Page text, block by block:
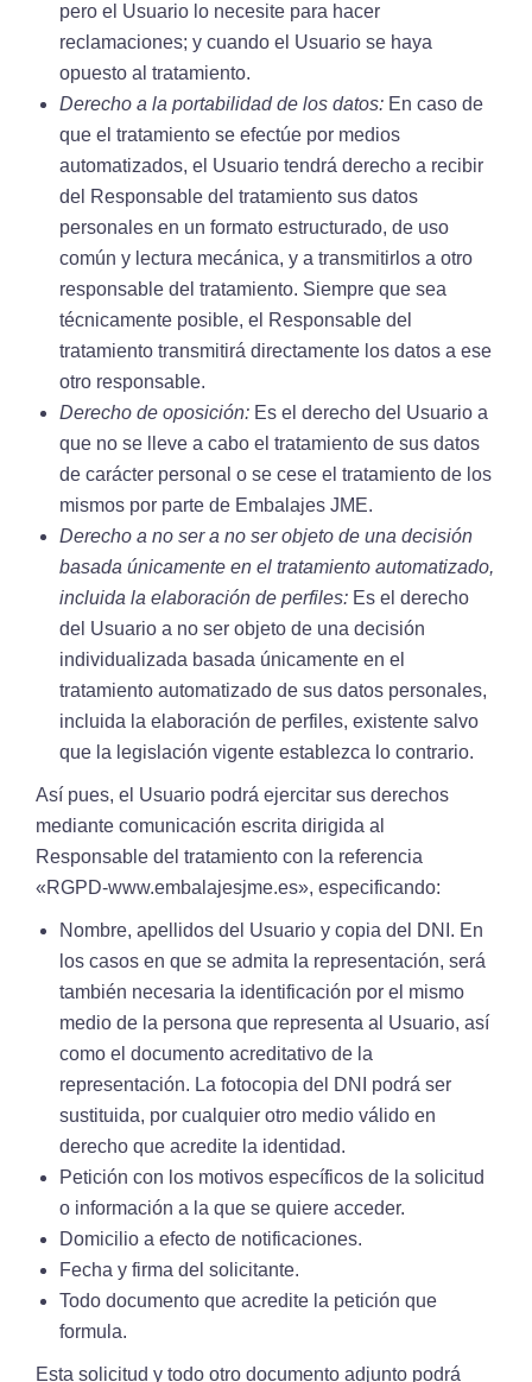
pero el Usuario lo necesite para hacer
reclamaciones; y cuando el Usuario se haya
opuesto al tratamiento.
Derecho a la portabilidad de los datos: En caso de
que el tratamiento se efectúe por medios
automatizados, el Usuario tendrá derecho a recibir
del Responsable del tratamiento sus datos
personales en un formato estructurado, de uso
común y lectura mecánica, y a transmitirlos a otro
responsable del tratamiento. Siempre que sea
técnicamente posible, el Responsable del
tratamiento transmitirá directamente los datos a ese
otro responsable.
Derecho de oposición: Es el derecho del Usuario a
que no se lleve a cabo el tratamiento de sus datos
de carácter personal o se cese el tratamiento de los
mismos por parte de Embalajes JME.
Derecho a no ser a no ser objeto de una decisión
basada únicamente en el tratamiento automatizado,
incluida la elaboración de perfiles: Es el derecho
del Usuario a no ser objeto de una decisión
individualizada basada únicamente en el
tratamiento automatizado de sus datos personales,
incluida la elaboración de perfiles, existente salvo
que la legislación vigente establezca lo contrario.
Así pues, el Usuario podrá ejercitar sus derechos
mediante comunicación escrita dirigida al
Responsable del tratamiento con la referencia
«RGPD-www.embalajesjme.es», especificando:
Nombre, apellidos del Usuario y copia del DNI. En
los casos en que se admita la representación, será
también necesaria la identificación por el mismo
medio de la persona que representa al Usuario, así
como el documento acreditativo de la
representación. La fotocopia del DNI podrá ser
sustituida, por cualquier otro medio válido en
derecho que acredite la identidad.
Petición con los motivos específicos de la solicitud
o información a la que se quiere acceder.
Domicilio a efecto de notificaciones.
Fecha y firma del solicitante.
Todo documento que acredite la petición que
formula.
Esta solicitud y todo otro documento adjunto podrá